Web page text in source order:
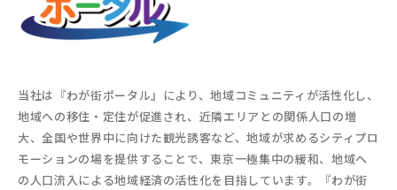
当社は『わが街ポータル』により、地域コミュニティが活性化し、
地域への移住・定住が促進され、近隣エリアとの関係人口の増
大、全国や世界中に向けた観光誘客など、地域が求めるシティプロ
モーションの場を提供することで、東京一極集中の緩和、地域へ
の人口流入による地域経済の活性化を目指しています。『わが街